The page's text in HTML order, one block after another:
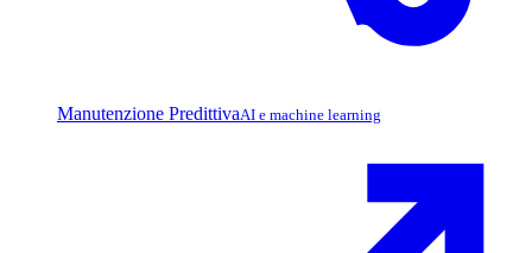
Manutenzione PredittivaAI e machine learning